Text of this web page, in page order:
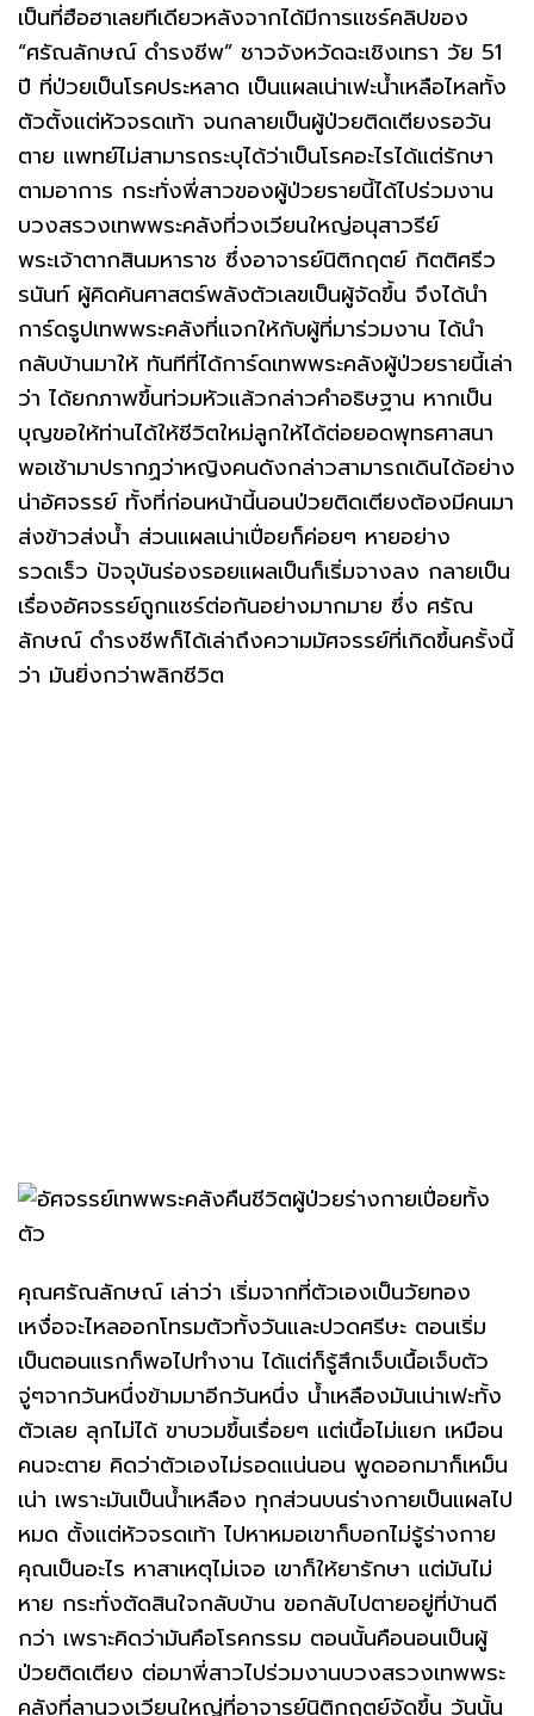
เป็นที่ฮือฮาเลยทีเดียวหลังจากได้มีการแชร์คลิปของ
“ศรัณลักษณ์ ดำรงชีพ” ชาวจังหวัดฉะเชิงเทรา วัย 51
ปี ที่ป่วยเป็นโรคประหลาด เป็นแผลเน่าเฟะน้ำเหลือไหลทั้ง
ตัวตั้งแต่หัวจรดเท้า จนกลายเป็นผู้ป่วยติดเตียงรอวัน
ตาย แพทย์ไม่สามารถระบุได้ว่าเป็นโรคอะไรได้แต่รักษา
ตามอาการ กระทั่งพี่สาวของผู้ป่วยรายนี้ได้ไปร่วมงาน
บวงสรวงเทพพระคลังที่วงเวียนใหญ่อนุสาวรีย์
พระเจ้าตากสินมหาราช ซึ่งอาจารย์นิติกฤตย์ กิตติศรีว
รนันท์ ผู้คิดค้นศาสตร์พลังตัวเลขเป็นผู้จัดขึ้น จึงได้นำ
การ์ดรูปเทพพระคลังที่แจกให้กับผู้ที่มาร่วมงาน ได้นำ
กลับบ้านมาให้ ทันทีที่ได้การ์ดเทพพระคลังผู้ป่วยรายนี้เล่า
ว่า ได้ยกภาพขึ้นท่วมหัวแล้วกล่าวคำอธิษฐาน หากเป็น
บุญขอให้ท่านได้ให้ชีวิตใหม่ลูกให้ได้ต่อยอดพุทธศาสนา
พอเช้ามาปรากฏว่าหญิงคนดังกล่าวสามารถเดินได้อย่าง
น่าอัศจรรย์ ทั้งที่ก่อนหน้านี้นอนป่วยติดเตียงต้องมีคนมา
ส่งข้าวส่งน้ำ ส่วนแผลเน่าเปื่อยก็ค่อยๆ หายอย่าง
รวดเร็ว ปัจจุบันร่องรอยแผลเป็นก็เริ่มจางลง กลายเป็น
เรื่องอัศจรรย์ถูกแชร์ต่อกันอย่างมากมาย ซึ่ง ศรัณ
ลักษณ์ ดำรงชีพก็ได้เล่าถึงความมัศจรรย์ที่เกิดขึ้นครั้งนี้
ว่า มันยิ่งกว่าพลิกชีวิต
คุณศรัณลักษณ์ เล่าว่า เริ่มจากที่ตัวเองเป็นวัยทอง
เหงื่อจะไหลออกโทรมตัวทั้งวันและปวดศรีษะ ตอนเริ่ม
เป็นตอนแรกก็พอไปทำงาน ได้แต่ก็รู้สึกเจ็บเนื้อเจ็บตัว
จู่ๆจากวันหนึ่งข้ามมาอีกวันหนึ่ง น้ำเหลืองมันเน่าเฟะทั้ง
ตัวเลย ลุกไม่ได้ ขาบวมขึ้นเรื่อยๆ แต่เนื้อไม่แยก เหมือน
คนจะตาย คิดว่าตัวเองไม่รอดแน่นอน พูดออกมาก็เหม็น
เน่า เพราะมันเป็นน้ำเหลือง ทุกส่วนบนร่างกายเป็นแผลไป
หมด ตั้งแต่หัวจรดเท้า ไปหาหมอเขาก็บอกไม่รู้ร่างกาย
คุณเป็นอะไร หาสาเหตุไม่เจอ เขาก็ให้ยารักษา แต่มันไม่
หาย กระทั่งตัดสินใจกลับบ้าน ขอกลับไปตายอยู่ที่บ้านดี
กว่า เพราะคิดว่ามันคือโรคกรรม ตอนนั้นคือนอนเป็นผู้
ป่วยติดเตียง ต่อมาพี่สาวไปร่วมงานบวงสรวงเทพพระ
คลังที่ลานวงเวียนใหญ่ที่อาจารย์นิติกฤตย์จัดขึ้น วันนั้น